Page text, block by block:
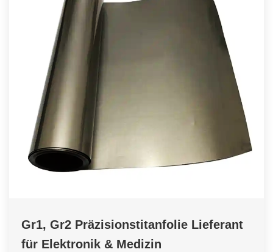
Gr1, Gr2 Präzisionstitanfolie Lieferant
für Elektronik & Medizin